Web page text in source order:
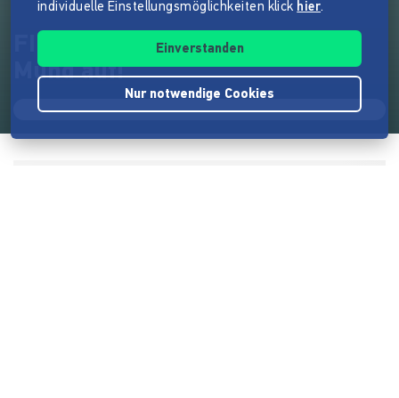
FINSTERNIS - wir machen den
Mund auf!
individuelle Einstellungsmöglichkeiten klick hier.
Einverstanden
Nur notwendige Cookies